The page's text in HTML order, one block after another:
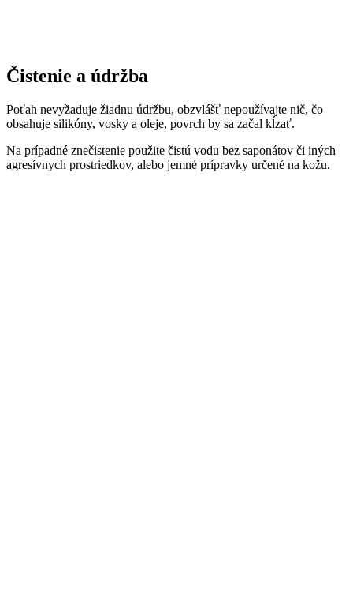
Čistenie a údržba
Poťah nevyžaduje žiadnu údržbu, obzvlášť nepoužívajte nič, čo
obsahuje silikóny, vosky a oleje, povrch by sa začal kĺzať.
Na prípadné znečistenie použite čistú vodu bez saponátov či iných
agresívnych prostriedkov, alebo jemné prípravky určené na kožu.